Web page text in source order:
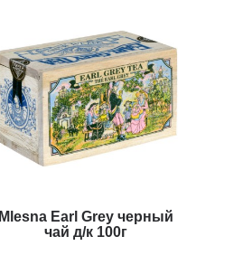
Mlesna Earl Grey черный
чай д/к 100г